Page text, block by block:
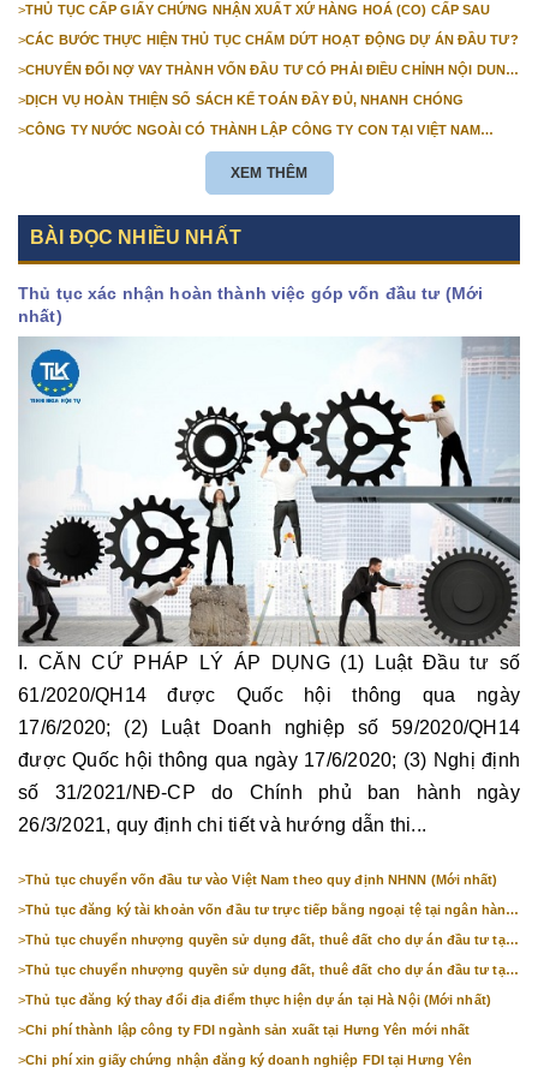
>THỦ TỤC CẤP GIẤY CHỨNG NHẬN XUẤT XỨ HÀNG HOÁ (CO) CẤP SAU
>CÁC BƯỚC THỰC HIỆN THỦ TỤC CHẤM DỨT HOẠT ĐỘNG DỰ ÁN ĐẦU TƯ?
>CHUYỂN ĐỔI NỢ VAY THÀNH VỐN ĐẦU TƯ CÓ PHẢI ĐIỀU CHỈNH NỘI DUNG
>DỊCH VỤ HOÀN THIỆN SỔ SÁCH KẾ TOÁN ĐẦY ĐỦ, NHANH CHÓNG
>CÔNG TY NƯỚC NGOÀI CÓ THÀNH LẬP CÔNG TY CON TẠI VIỆT NAM
XEM THÊM
BÀI ĐỌC NHIỀU NHẤT
Thủ tục xác nhận hoàn thành việc góp vốn đầu tư (Mới
nhất)
I. CĂN CỨ PHÁP LÝ ÁP DỤNG (1) Luật Đầu tư số
61/2020/QH14 được Quốc hội thông qua ngày
17/6/2020; (2) Luật Doanh nghiệp số 59/2020/QH14
được Quốc hội thông qua ngày 17/6/2020; (3) Nghị định
số 31/2021/NĐ-CP do Chính phủ ban hành ngày
26/3/2021, quy định chi tiết và hướng dẫn thi...
>Thủ tục chuyển vốn đầu tư vào Việt Nam theo quy định NHNN (Mới nhất)
>Thủ tục đăng ký tài khoản vốn đầu tư trực tiếp bằng ngoại tệ tại ngân hàng
>Thủ tục chuyển nhượng quyền sử dụng đất, thuê đất cho dự án đầu tư tại
>Thủ tục chuyển nhượng quyền sử dụng đất, thuê đất cho dự án đầu tư tại
>Thủ tục đăng ký thay đổi địa điểm thực hiện dự án tại Hà Nội (Mới nhất)
>Chi phí thành lập công ty FDI ngành sản xuất tại Hưng Yên mới nhất
>Chi phí xin giấy chứng nhận đăng ký doanh nghiệp FDI tại Hưng Yên